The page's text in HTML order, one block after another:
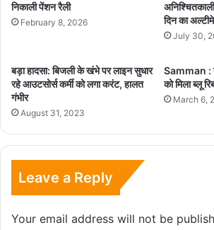
निकाली पेंशन रैली
February 8, 2026
दिन का
July 30,
बड़ा हादसा: बिजली के खंभे पर लाइन सुधार
रहे आउटसोर्स कर्मी को लगा करंट, हालत
गंभीर
August 31, 2023
Samman :
को मिला ब्लू
March 6,
Leave a Reply
Your email address will not be